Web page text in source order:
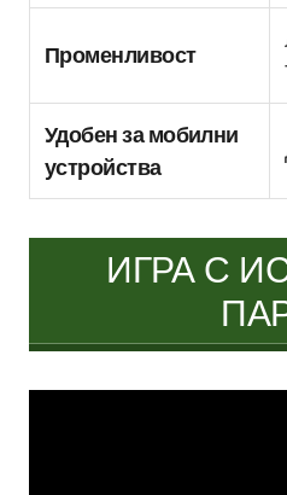
Променливост
Удобен за мобилни
устройства
ИГРА С